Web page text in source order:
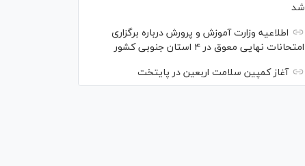
شد
اطلاعیه وزارت آموزش و پرورش درباره برگزاری
امتحانات نهایی معوق در ۴ استان جنوبی کشور
آغاز کمپین سلامت اربعین در پایتخت